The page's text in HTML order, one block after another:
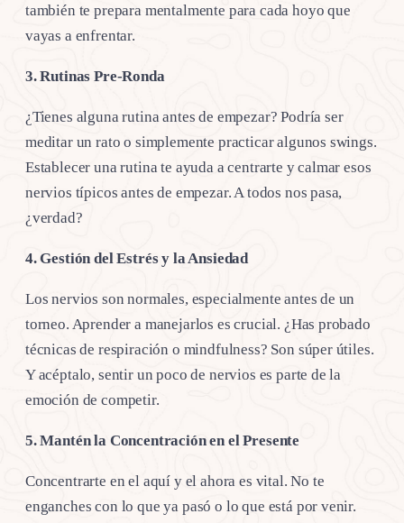
también te prepara mentalmente para cada hoyo que
vayas a enfrentar.
3. Rutinas Pre-Ronda
¿Tienes alguna rutina antes de empezar? Podría ser
meditar un rato o simplemente practicar algunos swings.
Establecer una rutina te ayuda a centrarte y calmar esos
nervios típicos antes de empezar. A todos nos pasa,
¿verdad?
4. Gestión del Estrés y la Ansiedad
Los nervios son normales, especialmente antes de un
torneo. Aprender a manejarlos es crucial. ¿Has probado
técnicas de respiración o mindfulness? Son súper útiles.
Y acéptalo, sentir un poco de nervios es parte de la
emoción de competir.
5. Mantén la Concentración en el Presente
Concentrarte en el aquí y el ahora es vital. No te
enganches con lo que ya pasó o lo que está por venir.